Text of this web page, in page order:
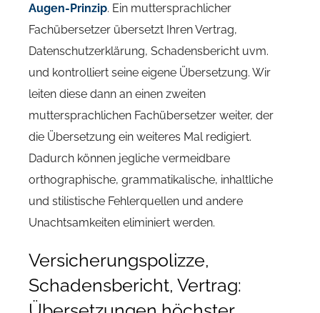
Augen-Prinzip. Ein muttersprachlicher
Fachübersetzer übersetzt Ihren Vertrag,
Datenschutzerklärung, Schadensbericht uvm.
und kontrolliert seine eigene Übersetzung. Wir
leiten diese dann an einen zweiten
muttersprachlichen Fachübersetzer weiter, der
die Übersetzung ein weiteres Mal redigiert.
Dadurch können jegliche vermeidbare
orthographische, grammatikalische, inhaltliche
und stilistische Fehlerquellen und andere
Unachtsamkeiten eliminiert werden.
Versicherungspolizze,
Schadensbericht, Vertrag: